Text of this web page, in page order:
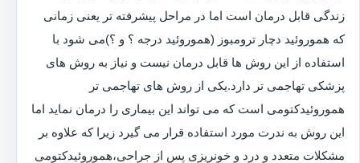
زندگی قابل درمان است اما در مراحل پیشرفته تر یعنی زمانی
که هموروئید دچار ترومبوز (هموروئید درجه ؟ و ؟)می شود با
استفاده از این روش ها قابل درمان نیست و نیاز به روش های
پزشکی تهاجمی تر دارد.یکی از روش های تهاجمی تر
هموروئیدکتومی است که می تواند این بیماری را درمان نماید اما
این روش به ندرت مورد استفاده قرار می گیرد زیرا که علاوه بر
مشکلات متعدد و درد و خونریزی پس از جراحی،هموروئیدکتومی